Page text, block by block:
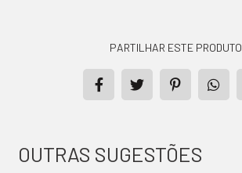
PARTILHAR ESTE PRODUTO
OUTRAS SUGESTÕES